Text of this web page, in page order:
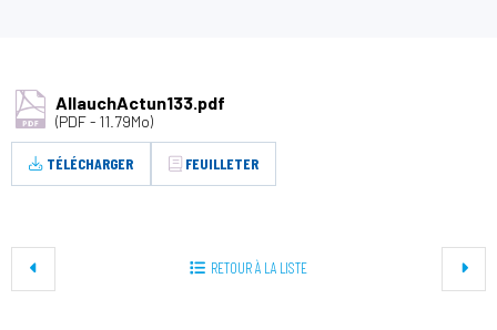
AllauchActun133.pdf
(PDF - 11.79Mo)
TÉLÉCHARGER FEUILLETER
RETOUR À LA LISTE